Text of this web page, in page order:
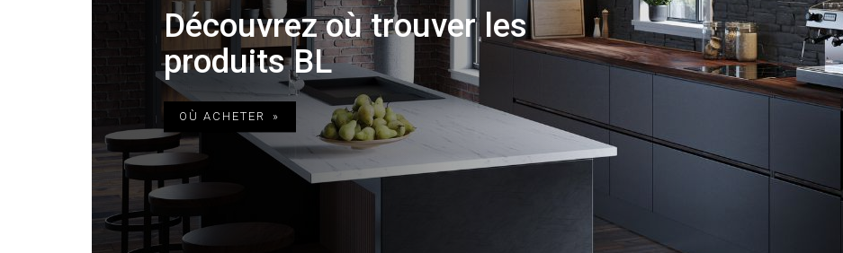
Découvrez où trouver les
produits BL
OÙ ACHETER